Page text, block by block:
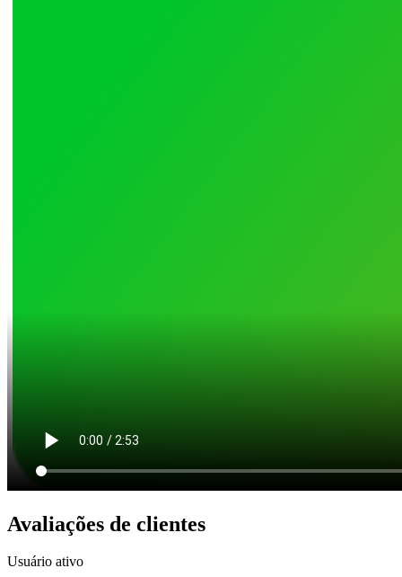
Avaliações de clientes
Usuário ativo